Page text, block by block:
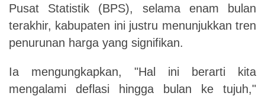
Pusat Statistik (BPS), selama enam bulan
terakhir, kabupaten ini justru menunjukkan tren
penurunan harga yang signifikan.
Ia mengungkapkan, "Hal ini berarti kita
mengalami deflasi hingga bulan ke tujuh,"